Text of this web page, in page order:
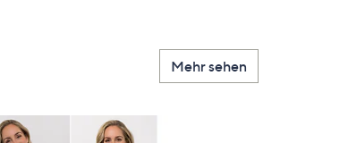
Mehr sehen